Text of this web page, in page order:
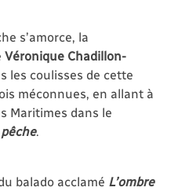
s’amorce, la
Véronique Chadillon-
les coulisses de cette
méconnues, en allant à
Maritimes dans le
.
balado acclamé L’ombre